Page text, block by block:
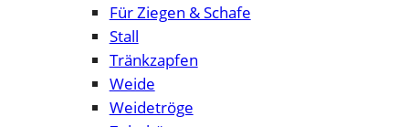
Für Ziegen & Schafe
Stall
Tränkzapfen
Weide
Weidetröge